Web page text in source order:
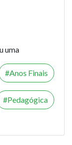
uma
Anos Finais
Pedagógica